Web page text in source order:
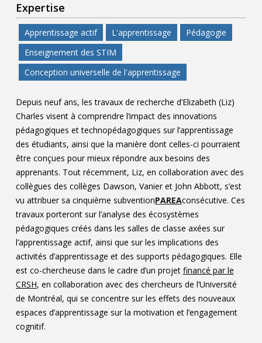
Expertise
Apprentissage actif L'apprentissage
Pédagogie
Enseignement des STIM
Conception universelle de l'apprentissage
Depuis neuf ans, les travaux de recherche d’Elizabeth (Liz)
Charles visent à comprendre l’impact des innovations
pédagogiques et technopédagogiques sur l’apprentissage
des étudiants, ainsi que la manière dont celles-ci pourraient
être conçues pour mieux répondre aux besoins des
apprenants. Tout récemment, Liz, en collaboration avec des
collègues des collèges Dawson, Vanier et John Abbott, s’est
vu attribuer sa cinquième subventionPAREAconsécutive. Ces
travaux porteront sur l’analyse des écosystèmes
pédagogiques créés dans les salles de classe axées sur
l’apprentissage actif, ainsi que sur les implications des
activités d’apprentissage et des supports pédagogiques. Elle
est co-chercheuse dans le cadre d’un projet financé par le
CRSH, en collaboration avec des chercheurs de l’Université
de Montréal, qui se concentre sur les effets des nouveaux
espaces d’apprentissage sur la motivation et l’engagement
cognitif.